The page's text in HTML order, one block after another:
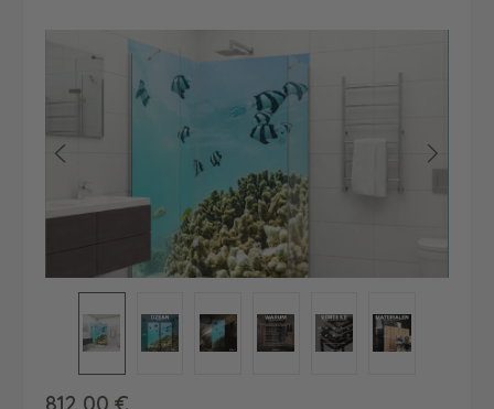
Bildergalerie überspringen
Regulärer Preis: